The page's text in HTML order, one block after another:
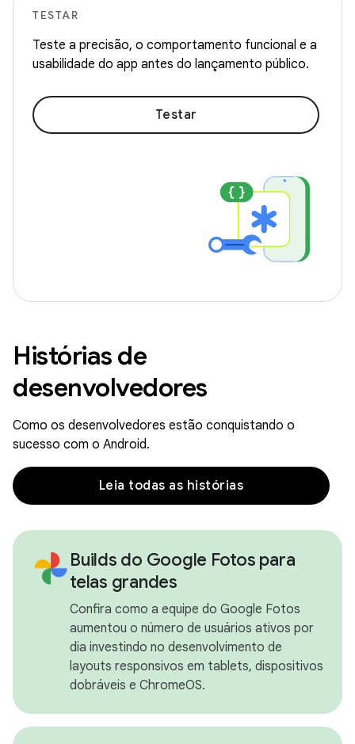
TESTAR
Teste a precisão, o comportamento funcional e a
usabilidade do app antes do lançamento público.
Testar
Histórias de
desenvolvedores
Como os desenvolvedores estão conquistando o
sucesso com o Android.
Leia todas as histórias
Builds do Google Fotos para
telas grandes
Confira como a equipe do Google Fotos
aumentou o número de usuários ativos por
dia investindo no desenvolvimento de
layouts responsivos em tablets, dispositivos
dobráveis e ChromeOS.